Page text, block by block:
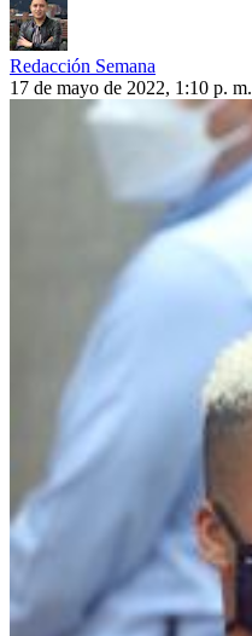
Redacción Semana
17 de mayo de 2022, 1:10 p. m.